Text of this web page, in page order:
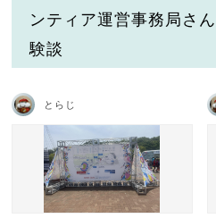
ンティア運営事務局さ
験談
とらじ